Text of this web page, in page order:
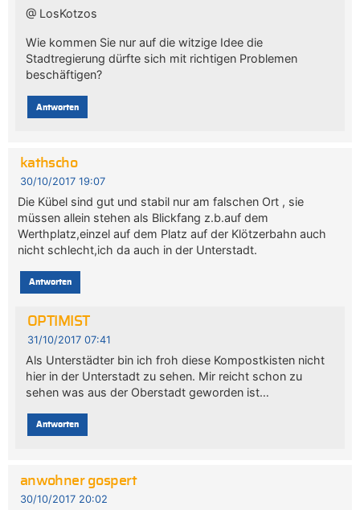
@ LosKotzos
Wie kommen Sie nur auf die witzige Idee die
Stadtregierung dürfte sich mit richtigen Problemen
beschäftigen?
Antworten
kathscho
30/10/2017 19:07
Die Kübel sind gut und stabil nur am falschen Ort , sie
müssen allein stehen als Blickfang z.b.auf dem
Werthplatz,einzel auf dem Platz auf der Klötzerbahn auch
nicht schlecht,ich da auch in der Unterstadt.
Antworten
OPTIMIST
31/10/2017 07:41
Als Unterstädter bin ich froh diese Kompostkisten nicht
hier in der Unterstadt zu sehen. Mir reicht schon zu
sehen was aus der Oberstadt geworden ist…
Antworten
anwohner gospert
30/10/2017 20:02